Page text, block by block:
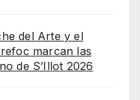
del Arte y el
marcan las
de S’Illot 2026